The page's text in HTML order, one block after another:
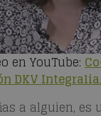
en YouTube:
DKV
a alguien, es